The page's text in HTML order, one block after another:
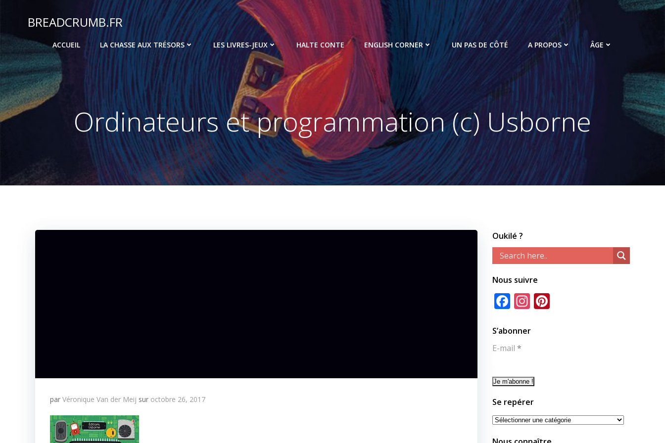
contenuBREADCRUMB.FR
ACCUEIL LA CHASSE AUX TRÉSORS LES LIVRES-JEUX HALTE CONTE ENGLISH CORNER UN PAS DE CÔTÉ A PROPOS ÂGE
Ordinateurs et programmation (c) Usborne
par Véronique Van der Meij sur octobre 26, 2017
Oukilé ?
Nous suivre
Facebook
Instagram
S’abonner
E-mail *
Se repérer
Se